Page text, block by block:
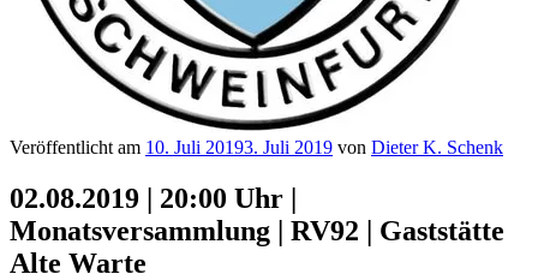
Veröffentlicht am 10. Juli 20193. Juli 2019 von Dieter K. Schenk
02.08.2019 | 20:00 Uhr |
Monatsversammlung | RV92 | Gaststätte
Alte Warte